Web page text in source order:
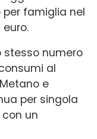
per famiglia nel
euro.
stesso numero
al
e
per singola
un